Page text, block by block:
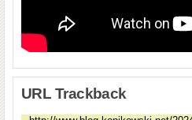
URL Trackback